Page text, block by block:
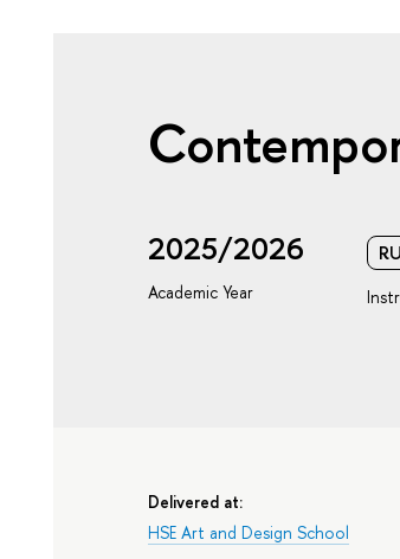
2025/2026
Academic Year
Delivered at:
HSE Art and Design School